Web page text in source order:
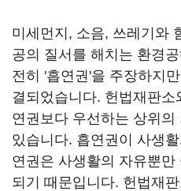
미세먼지, 소음, 쓰레기와
공의 질서를 해치는 환경
전히 '흡연권'을 주장하지
결되었습니다. 헌법재판
연권보다 우선하는 상위
있습니다. 흡연권이 사생
연권은 사생활의 자유뿐만
되기 때문입니다. 헌법재